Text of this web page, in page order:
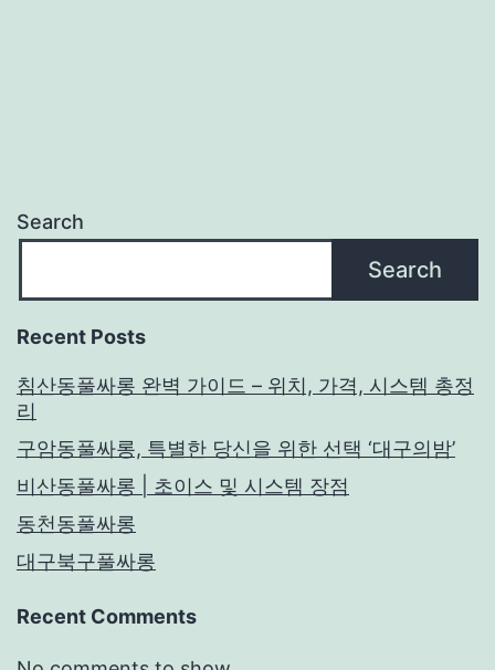
Search
Search
Recent Posts
침산동풀싸롱 완벽 가이드 – 위치, 가격, 시스템 총정
리
구암동풀싸롱, 특별한 당신을 위한 선택 ‘대구의밤’
비산동풀싸롱 | 초이스 및 시스템 장점
동천동풀싸롱
대구북구풀싸롱
Recent Comments